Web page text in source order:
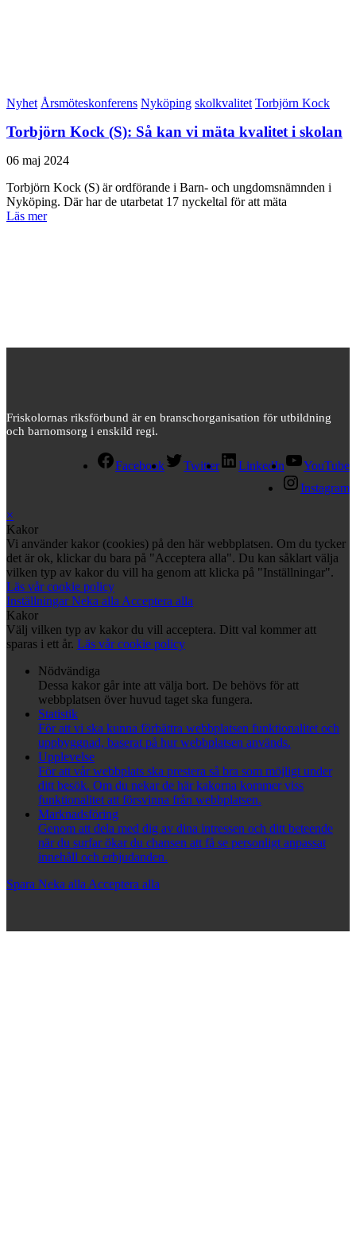
Nyhet Årsmöteskonferens Nyköping skolkvalitet Torbjörn Kock
Torbjörn Kock (S): Så kan vi mäta kvalitet i skolan
06 maj 2024
Torbjörn Kock (S) är ordförande i Barn- och ungdomsnämnden i
Nyköping. Där har de utarbetat 17 nyckeltal för att mäta
Läs mer
Friskolornas riksförbund är en branschorganisation för utbildning
och barnomsorg i enskild regi.
Facebook Twitter LinkedIn
YouTube
Instagram
×
Kakor
Vi använder kakor (cookies) på den här webbplatsen. Om du tycker
det är ok, klickar du bara på "Acceptera alla". Du kan såklart välja
vilken typ av kakor du vill ha genom att klicka på "Inställningar".
Läs vår cookie policy
InställningarNeka alla Acceptera alla
Kakor
Välj vilken typ av kakor du vill acceptera. Ditt val kommer att
sparas i ett år. Läs vår cookie policy
Nödvändiga
Dessa kakor går inte att välja bort. De behövs för att
webbplatsen över huvud taget ska fungera.
Statistik
För att vi ska kunna förbättra webbplatsen funktionalitet och
uppbyggnad, baserat på hur webbplatsen används.
Upplevelse
För att vår webbplats ska prestera så bra som möjligt under
ditt besök. Om du nekar de här kakorna kommer viss
funktionalitet att försvinna från webbplatsen.
Marknadsföring
Genom att dela med dig av dina intressen och ditt beteende
när du surfar ökar du chansen att få se personligt anpassat
innehåll och erbjudanden.
Spara Neka alla Acceptera alla